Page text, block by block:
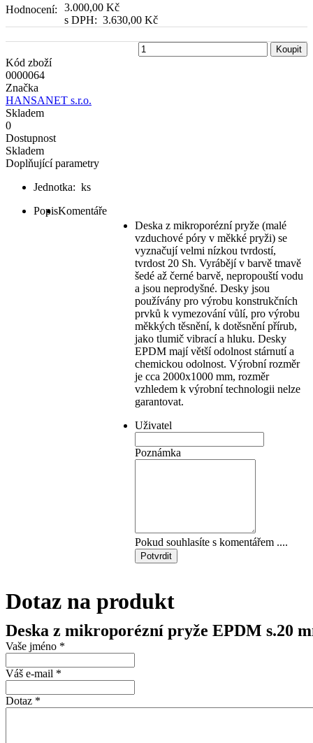
Hodnocení:
3.000,00 Kč
s DPH: 3.630,00 Kč
Koupit
Kód zboží
0000064
Značka
HANSANET s.r.o.
Skladem
0
Dostupnost
Skladem
Doplňující parametry
Jednotka: ks
PopisKomentáře
Deska z mikroporézní pryže (malé
vzduchové póry v měkké pryži) se
vyznačují velmi nízkou tvrdostí,
tvrdost 20 Sh. Vyrábějí v barvě tmavě
šedé až černé barvě, nepropouští vodu
a jsou neprodyšné. Desky jsou
používány pro výrobu konstrukčních
prvků k vymezování vůlí, pro výrobu
měkkých těsnění, k dotěsnění přírub,
jako tlumič vibrací a hluku. Desky
EPDM mají větší odolnost stárnutí a
chemickou odolnost. Výrobní rozměr
je cca 2000x1000 mm, rozměr
vzhledem k výrobní technologii nelze
garantovat.
Uživatel
Poznámka
Pokud souhlasíte s komentářem ....
Potvrdit
Dotaz na produkt
Deska z mikroporézní pryže EPDM s.20
Vaše jméno *
Váš e-mail *
Dotaz *